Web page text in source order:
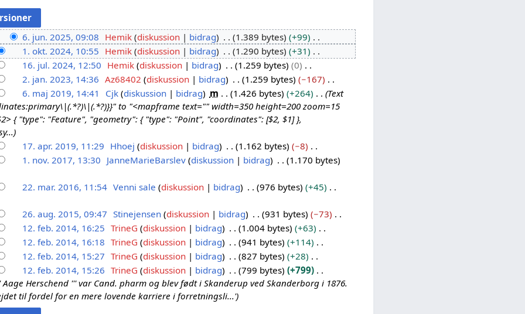
6. jun. 2025, 09:08 Hemik diskussion bidrag 1.389 bytes
+99
1. okt. 2024, 10:55 Hemik diskussion bidrag 1.290 bytes
+31
16. jul. 2024, 12:50 Hemik diskussion bidrag 1.259 bytes
0
2. jan. 2023, 14:36 Az68402 diskussion bidrag 1.259 bytes
−167
6. maj 2019, 14:41 Cjk diskussion bidrag m 1.426 bytes +264
Text
to "<mapframe text="" width=350 height=200 zoom=15
{ "type": "Feature", "geometry": { "type": "Point", "coordinates": [$2, $1] },
17. apr. 2019, 11:29 Hhoej diskussion bidrag 1.162 bytes
−8
1. nov. 2017, 13:30 JanneMarieBarslev diskussion bidrag
1.170 bytes
22. mar. 2016, 11:54 Venni sale diskussion bidrag 976 bytes
+45
26. aug. 2015, 09:47 Stinejensen diskussion bidrag 931 bytes
−73
12. feb. 2014, 16:25 TrineG diskussion bidrag 1.004 bytes
+63
12. feb. 2014, 16:18 TrineG diskussion bidrag 941 bytes
+114
12. feb. 2014, 15:27 TrineG diskussion bidrag 827 bytes
+28
12. feb. 2014, 15:26 TrineG diskussion bidrag 799 bytes
+799
Herschend ''' var Cand. pharm og blev født i Skanderup ved Skanderborg i 1876.
til fordel for en mere lovende karriere i forretningsli...'